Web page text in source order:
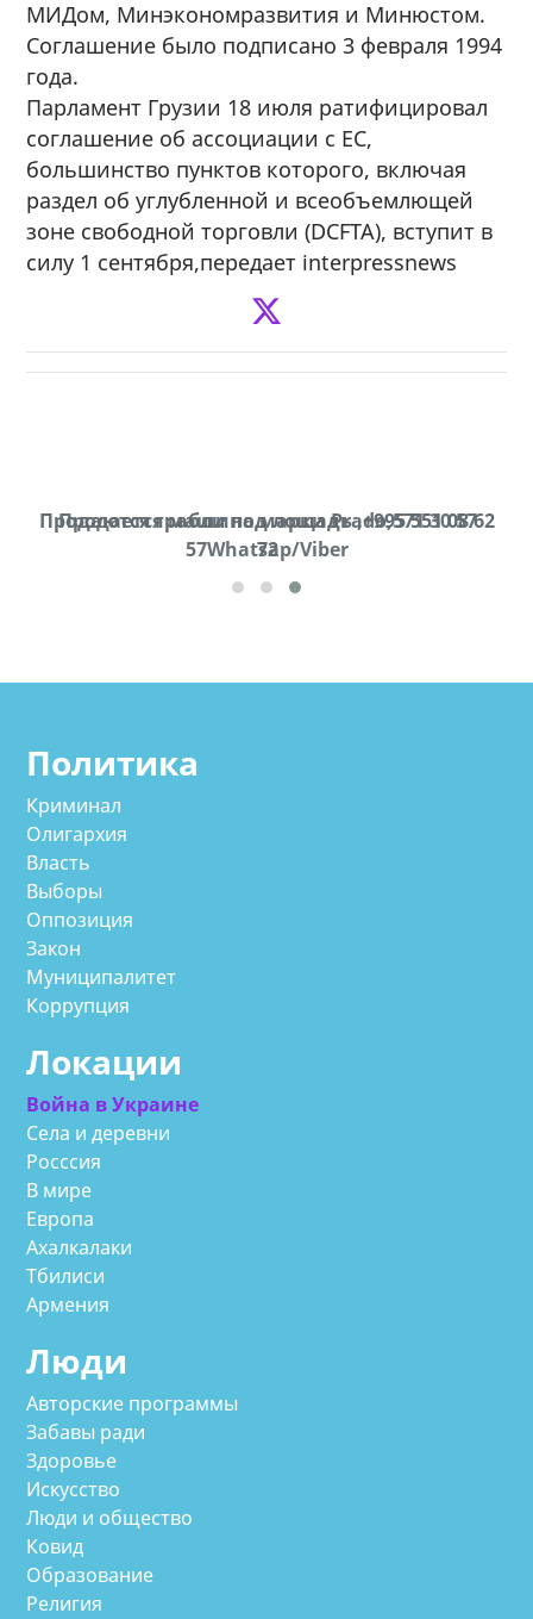
МИДом, Минэкономразвития и Минюстом.
Соглашение было подписано 3 февраля 1994
года.
Парламент Грузии 18 июля ратифицировал
соглашение об ассоциации с ЕС,
большинство пунктов которого, включая
раздел об углубленной и всеобъемлющей
зоне свободной торговли (DCFTA), вступит в
силу 1 сентября,передает interpressnews
Продается машина марки Prado,571 30 57
57Whatsap/Viber
Продаются грабли под лощадь ,+995 551 08 62
72
Политика
Криминал
Олигархия
Власть
Выборы
Оппозиция
Закон
Муниципалитет
Коррупция
Локации
Война в Украине
Села и деревни
Росссия
В мире
Европа
Ахалкалаки
Тбилиси
Армения
Люди
Авторские программы
Забавы ради
Здоровье
Искусство
Люди и общество
Ковид
Образование
Религия